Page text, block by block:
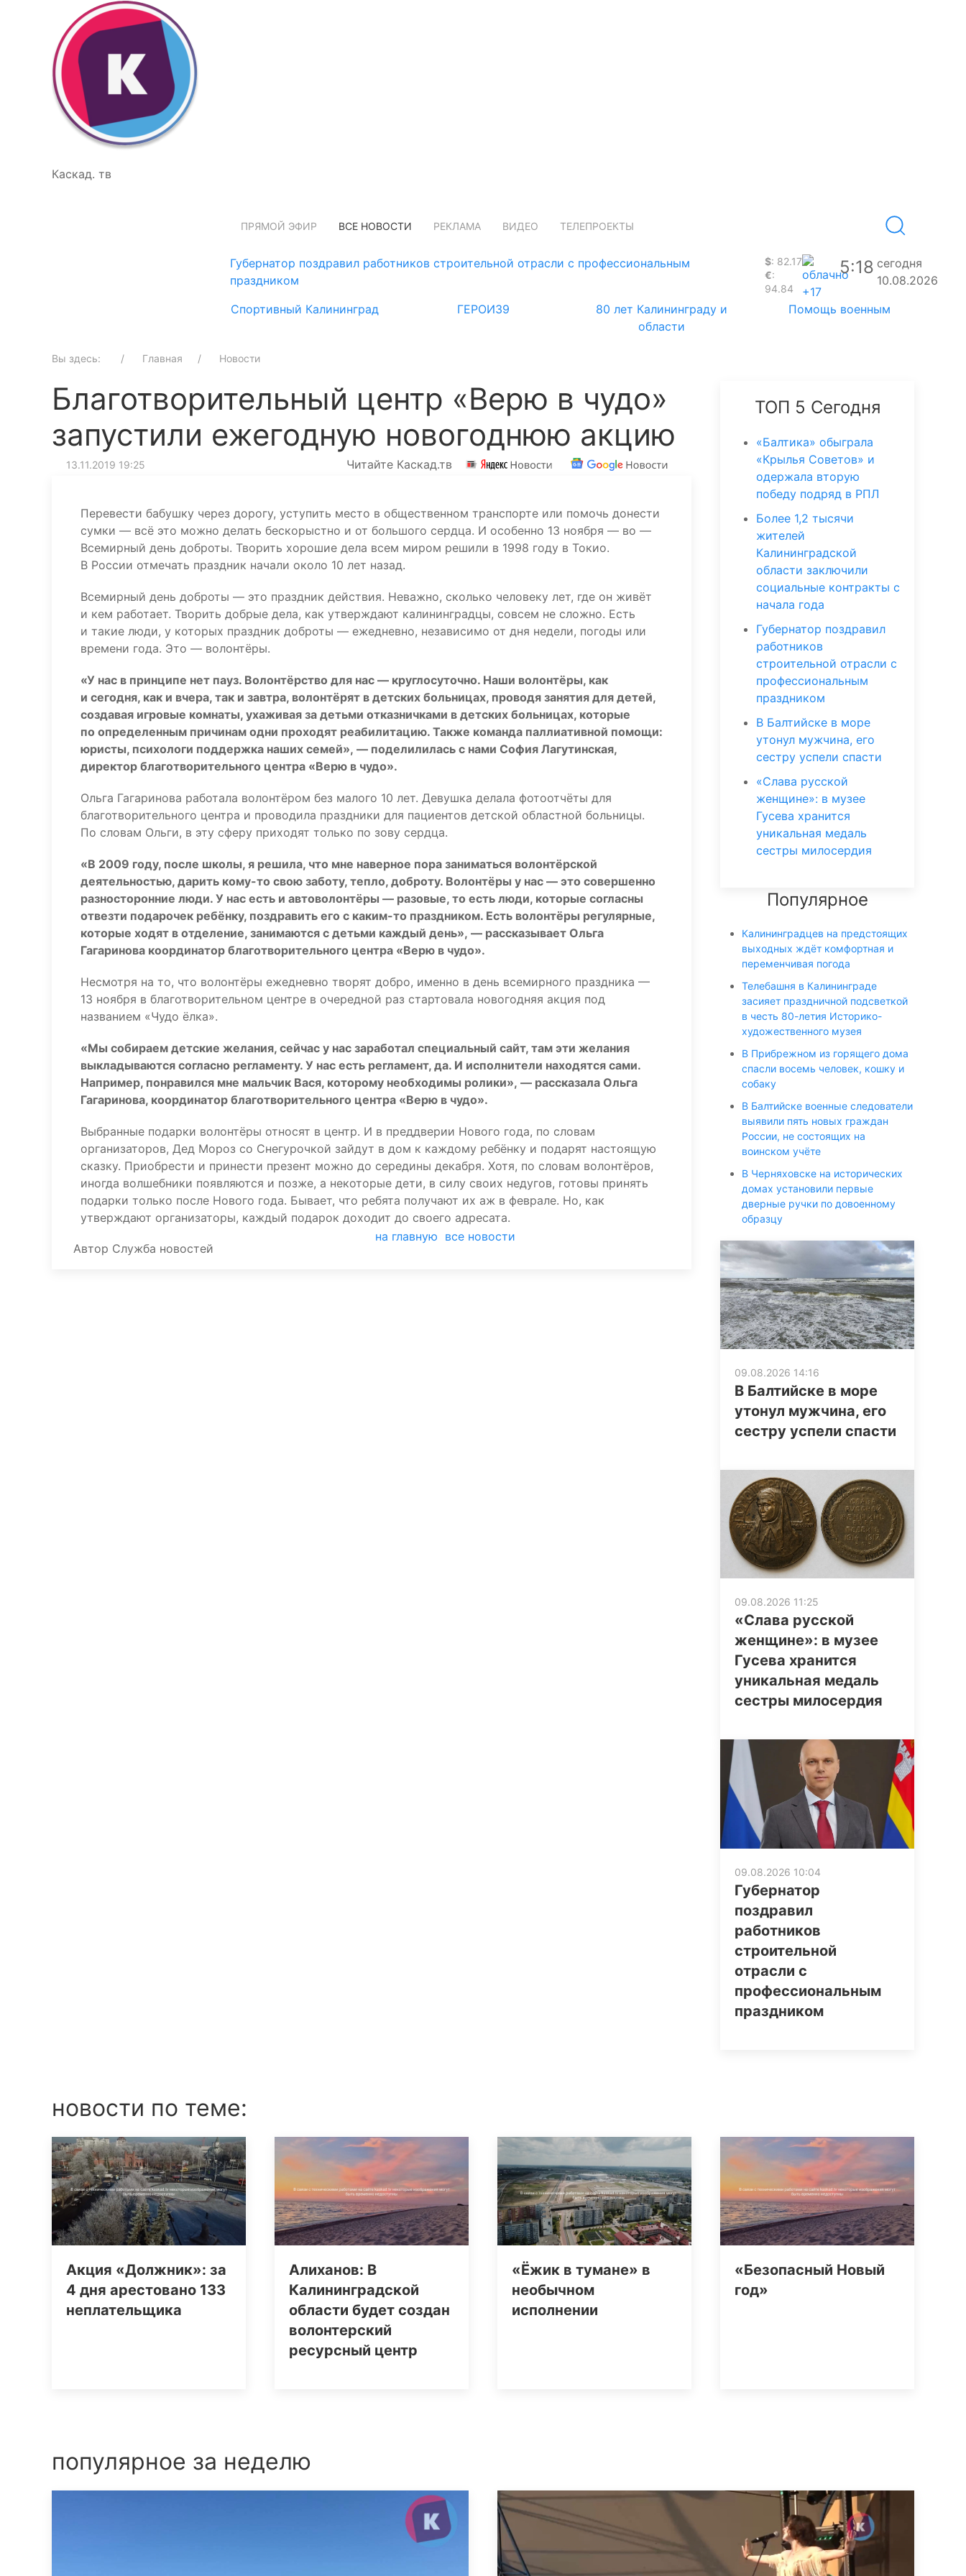
Каскад. тв
ПРЯМОЙ ЭФИР ВСЕ НОВОСТИ РЕКЛАМА ВИДЕО ТЕЛЕПРОЕКТЫ
Губернатор поздравил работников строительной отрасли с профессиональным
праздником
$: 82.17
€:
94.84
+17
5:18 сегодня
10.08.2026
Спортивный Калининград
ГЕРОИ39
80 лет Калининграду и
области
Помощь военным
Вы здесь: Главная Новости
Благотворительный центр «Верю в чудо»
запустили ежегодную новогоднюю акцию
13.11.2019 19:25 Читайте Каскад.тв
Перевести бабушку через дорогу, уступить место в общественном транспорте или помочь донести
сумки — всё это можно делать бескорыстно и от большого сердца. И особенно 13 ноября — во —
Всемирный день доброты. Творить хорошие дела всем миром решили в 1998 году в Токио.
В России отмечать праздник начали около 10 лет назад.
Всемирный день доброты — это праздник действия. Неважно, сколько человеку лет, где он живёт
и кем работает. Творить добрые дела, как утверждают калининградцы, совсем не сложно. Есть
и такие люди, у которых праздник доброты — ежедневно, независимо от дня недели, погоды или
времени года. Это — волонтёры.
«У нас в принципе нет пауз. Волонтёрство для нас — круглосуточно. Наши волонтёры, как
и сегодня, как и вчера, так и завтра, волонтёрят в детских больницах, проводя занятия для детей,
создавая игровые комнаты, ухаживая за детьми отказничками в детских больницах, которые
по определенным причинам одни проходят реабилитацию. Также команда паллиативной помощи:
юристы, психологи поддержка наших семей», — поделилилась с нами София Лагутинская,
директор благотворительного центра «Верю в чудо».
Ольга Гагаринова работала волонтёром без малого 10 лет. Девушка делала фотоотчёты для
благотворительного центра и проводила праздники для пациентов детской областной больницы.
По словам Ольги, в эту сферу приходят только по зову сердца.
«В 2009 году, после школы, я решила, что мне наверное пора заниматься волонтёрской
деятельностью, дарить кому-то свою заботу, тепло, доброту. Волонтёры у нас — это совершенно
разносторонние люди. У нас есть и автоволонтёры — разовые, то есть люди, которые согласны
отвезти подарочек ребёнку, поздравить его с каким-то праздником. Есть волонтёры регулярные,
которые ходят в отделение, занимаются с детьми каждый день», — рассказывает Ольга
Гагаринова координатор благотворительного центра «Верю в чудо».
Несмотря на то, что волонтёры ежедневно творят добро, именно в день всемирного праздника —
13 ноября в благотворительном центре в очередной раз стартовала новогодняя акция под
названием «Чудо ёлка».
«Мы собираем детские желания, сейчас у нас заработал специальный сайт, там эти желания
выкладываются согласно регламенту. У нас есть регламент, да. И исполнители находятся сами.
Например, понравился мне мальчик Вася, которому необходимы ролики», — рассказала Ольга
Гагаринова, координатор благотворительного центра «Верю в чудо».
Выбранные подарки волонтёры относят в центр. И в преддверии Нового года, по словам
организаторов, Дед Мороз со Снегурочкой зайдут в дом к каждому ребёнку и подарят настоящую
сказку. Приобрести и принести презент можно до середины декабря. Хотя, по словам волонтёров,
иногда волшебники появляются и позже, а некоторые дети, в силу своих недугов, готовы принять
подарки только после Нового года. Бывает, что ребята получают их аж в феврале. Но, как
утверждают организаторы, каждый подарок доходит до своего адресата.
Автор Служба новостей
на главную все новости
ТОП 5 Сегодня
«Балтика» обыграла
«Крылья Советов» и
одержала вторую
победу подряд в РПЛ
Более 1,2 тысячи
жителей
Калининградской
области заключили
социальные контракты с
начала года
Губернатор поздравил
работников
строительной отрасли с
профессиональным
праздником
В Балтийске в море
утонул мужчина, его
сестру успели спасти
«Слава русской
женщине»: в музее
Гусева хранится
уникальная медаль
сестры милосердия
Популярное
Калининградцев на предстоящих
выходных ждёт комфортная и
переменчивая погода
Телебашня в Калининграде
засияет праздничной подсветкой
в честь 80-летия Историко-
художественного музея
В Прибрежном из горящего дома
спасли восемь человек, кошку и
собаку
В Балтийске военные следователи
выявили пять новых граждан
России, не состоящих на
воинском учёте
В Черняховске на исторических
домах установили первые
дверные ручки по довоенному
образцу
09.08.2026 14:16
В Балтийске в море
утонул мужчина, его
сестру успели спасти
09.08.2026 11:25
«Слава русской
женщине»: в музее
Гусева хранится
уникальная медаль
сестры милосердия
09.08.2026 10:04
Губернатор
поздравил
работников
строительной
отрасли с
профессиональным
праздником
новости по теме:
Акция «Должник»: за
4 дня арестовано 133
неплательщика
Алиханов: В
Калининградской
области будет создан
волонтерский
ресурсный центр
«Ёжик в тумане» в
необычном
исполнении
«Безопасный Новый
год»
популярное за неделю